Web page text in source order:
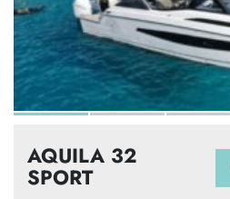
AQUILA 32
SPORT